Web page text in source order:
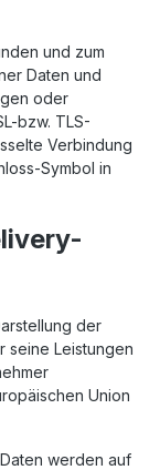
und zum
Daten und
oder
bzw. TLS-
Verbindung
Symbol in
der
seine Leistungen
Union
werden auf